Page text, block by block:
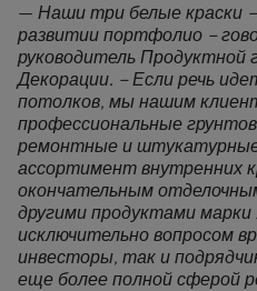
— Наши три белые краски
развитии портфолио –
руководитель
Декорации. – Если речь
потолков, мы нашим
профессиональные
ремонтные и
ассортимент внутренних
окончательным
другими продуктами марки
исключительно вопросом
инвесторы, так и
еще более полной сферой